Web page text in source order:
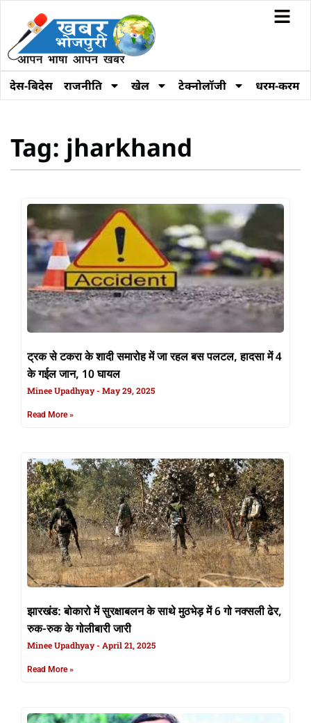
देस-बिदेस राजनीति खेल टेक्नोलॉजी धरम-करम
Tag: jharkhand
ट्रक से टकरा के शादी समारोह में जा रहल बस पलटल, हादसा में 4
के गईल जान, 10 घायल
Minee Upadhyay May 29, 2025
Read More »
झारखंड: बोकारो में सुरक्षाबलन के साथे मुठभेड़ में 6 गो नक्सली ढेर,
रुक-रुक के गोलीबारी जारी
Minee Upadhyay April 21, 2025
Read More »